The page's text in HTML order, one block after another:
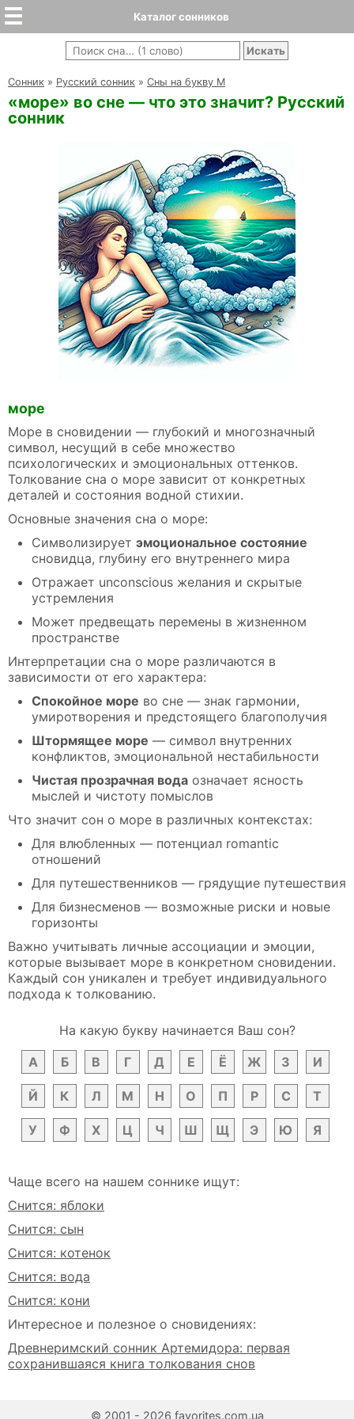
Каталог сонников
Cонник » Русский сонник » Сны на букву М
«море» во сне — что это значит? Русский
сонник
море
Море в сновидении — глубокий и многозначный
символ, несущий в себе множество
психологических и эмоциональных оттенков.
Толкование сна о море зависит от конкретных
деталей и состояния водной стихии.
Основные значения сна о море:
Символизирует эмоциональное состояние
сновидца, глубину его внутреннего мира
Отражает unconscious желания и скрытые
устремления
Может предвещать перемены в жизненном
пространстве
Интерпретации сна о море различаются в
зависимости от его характера:
Спокойное море во сне — знак гармонии,
умиротворения и предстоящего благополучия
Штормящее море — символ внутренних
конфликтов, эмоциональной нестабильности
Чистая прозрачная вода означает ясность
мыслей и чистоту помыслов
Что значит сон о море в различных контекстах:
Для влюбленных — потенциал romantic
отношений
Для путешественников — грядущие путешествия
Для бизнесменов — возможные риски и новые
горизонты
Важно учитывать личные ассоциации и эмоции,
которые вызывает море в конкретном сновидении.
Каждый сон уникален и требует индивидуального
подхода к толкованию.
На какую букву начинается Ваш сон?
А
Б В Г Д Е Ё Ж З И
Й К Л М Н О П Р С Т
У Ф Х Ц Ч Ш Щ Э Ю Я
Чаще всего на нашем соннике ищут:
Снится: яблоки
Снится: сын
Снится: котенок
Снится: вода
Снится: кони
Интересное и полезное о сновидениях:
Древнеримский сонник Артемидора: первая
сохранившаяся книга толкования снов
© 2001 - 2026 favorites.com.ua